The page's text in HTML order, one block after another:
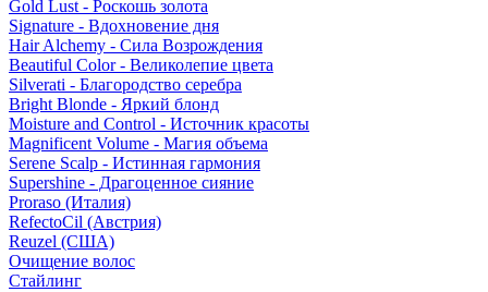
Gold Lust - Роскошь золота
Signature - Вдохновение дня
Hair Alchemy - Сила Возрождения
Beautiful Color - Великолепие цвета
Silverati - Благородство серебра
Bright Blonde - Яркий блонд
Moisture and Control - Источник красоты
Magnificent Volume - Магия объема
Serene Scalp - Истинная гармония
Supershine - Драгоценное сияние
Proraso (Италия)
RefectoCil (Австрия)
Reuzel (США)
Очищение волос
Стайлинг